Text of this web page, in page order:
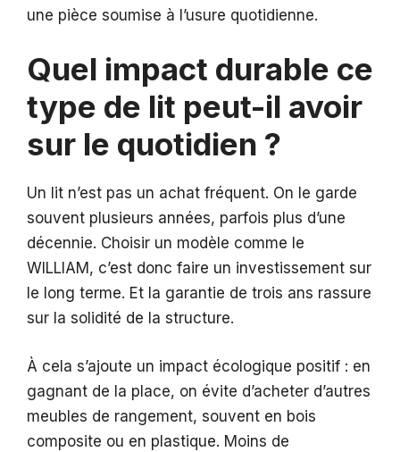
une pièce soumise à l’usure quotidienne.
Quel impact durable ce
type de lit peut-il avoir
sur le quotidien ?
Un lit n’est pas un achat fréquent. On le garde
souvent plusieurs années, parfois plus d’une
décennie. Choisir un modèle comme le
WILLIAM, c’est donc faire un investissement sur
le long terme. Et la garantie de trois ans rassure
sur la solidité de la structure.
À cela s’ajoute un impact écologique positif : en
gagnant de la place, on évite d’acheter d’autres
meubles de rangement, souvent en bois
composite ou en plastique. Moins de